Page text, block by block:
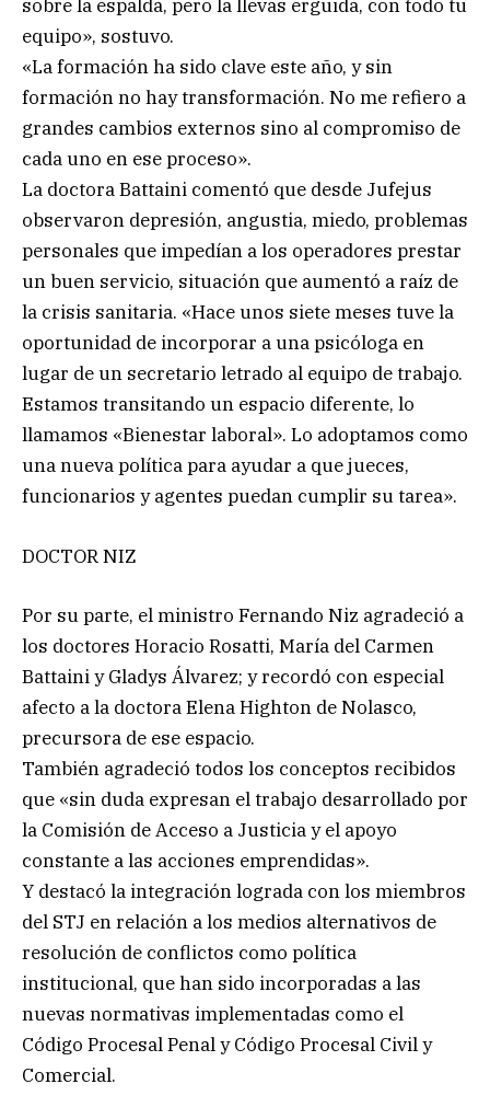
sobre la espalda, pero la llevas erguida, con todo tu
equipo», sostuvo.
«La formación ha sido clave este año, y sin
formación no hay transformación. No me refiero a
grandes cambios externos sino al compromiso de
cada uno en ese proceso».
La doctora Battaini comentó que desde Jufejus
observaron depresión, angustia, miedo, problemas
personales que impedían a los operadores prestar
un buen servicio, situación que aumentó a raíz de
la crisis sanitaria. «Hace unos siete meses tuve la
oportunidad de incorporar a una psicóloga en
lugar de un secretario letrado al equipo de trabajo.
Estamos transitando un espacio diferente, lo
llamamos «Bienestar laboral». Lo adoptamos como
una nueva política para ayudar a que jueces,
funcionarios y agentes puedan cumplir su tarea».
DOCTOR NIZ
Por su parte, el ministro Fernando Niz agradeció a
los doctores Horacio Rosatti, María del Carmen
Battaini y Gladys Álvarez; y recordó con especial
afecto a la doctora Elena Highton de Nolasco,
precursora de ese espacio.
También agradeció todos los conceptos recibidos
que «sin duda expresan el trabajo desarrollado por
la Comisión de Acceso a Justicia y el apoyo
constante a las acciones emprendidas».
Y destacó la integración lograda con los miembros
del STJ en relación a los medios alternativos de
resolución de conflictos como política
institucional, que han sido incorporadas a las
nuevas normativas implementadas como el
Código Procesal Penal y Código Procesal Civil y
Comercial.